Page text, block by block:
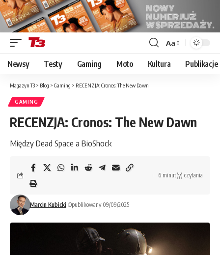
Font
Resizer
Aa
Newsy Testy Gaming Moto Kultura Publikacje
Magazyn T3 > Blog > Gaming > RECENZJA: Cronos: The New Dawn
GAMING
RECENZJA: Cronos: The New Dawn
Między Dead Space a BioShock
Marcin Kubicki Opublikowany 09/09/2025
6 minut(y) czytania